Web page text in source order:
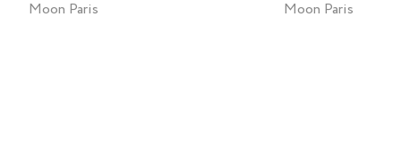
Moon Paris Moon Paris